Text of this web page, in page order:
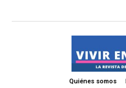
Quiénes somos